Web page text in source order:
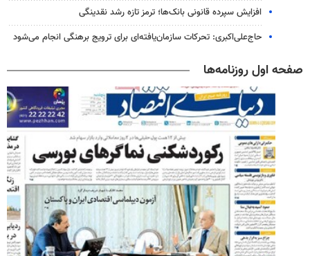
افزایش سپرده قانونی بانک‌ها؛ ترمز تازه رشد نقدینگی
حاج‌علی‌اکبری: تحرکات سازمان‌یافته‌ای برای ترویج برهنگی انجام می‌شود
صفحه اول روزنامه‌ها